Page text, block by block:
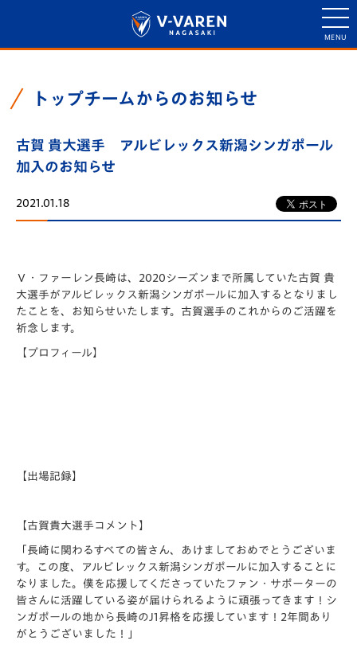
トップチームからのお知らせ
古賀 貴大選手 アルビレックス新潟シンガポール
加入のお知らせ
2021.01.18
Ｖ・ファーレン長崎は、2020シーズンまで所属していた古賀 貴
大選手がアルビレックス新潟シンガポールに加入するとなりまし
たことを、お知らせいたします。古賀選手のこれからのご活躍を
祈念します。
【プロフィール】
【出場記録】
【古賀貴大選手コメント】
「長崎に関わるすべての皆さん、あけましておめでとうございま
す。この度、アルビレックス新潟シンガポールに加入することに
なりました。僕を応援してくださっていたファン・サポーターの
皆さんに活躍している姿が届けられるように頑張ってきます！シ
ンガポールの地から長崎のJ1昇格を応援しています！2年間あり
がとうございました！」